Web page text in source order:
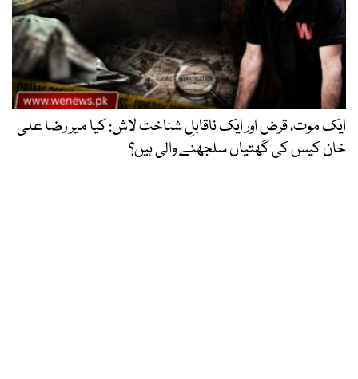
ایک موت، قرض اور ایک ناقابلِ شناخت لاش: کیا میر رضا علی
خان کیس کی گھتیاں سلجھنے والی ہیں؟